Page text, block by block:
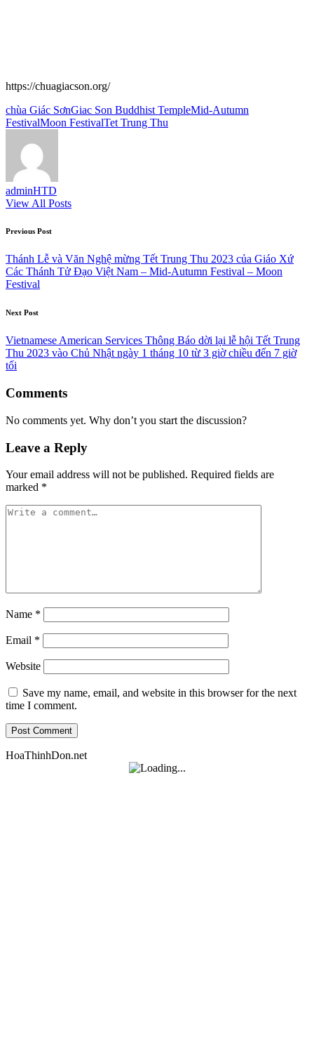
https://chuagiacson.org/
Tags:
chùa Giác SơnGiac Son Buddhist TempleMid-Autumn
FestivalMoon FestivalTet Trung Thu
adminHTD
View All Posts
Post
navigation
Previous Post
Thánh Lễ và Văn Nghệ mừng Tết Trung Thu 2023 của Giáo Xứ
Các Thánh Tử Đạo Việt Nam – Mid-Autumn Festival – Moon
Festival
Next Post
Vietnamese American Services Thông Báo dời lại lễ hội Tết Trung
Thu 2023 vào Chủ Nhật ngày 1 tháng 10 từ 3 giờ chiều đến 7 giờ
tối
Comments
No comments yet. Why don’t you start the discussion?
Leave a Reply
Your email address will not be published. Required fields are
marked *
Name *
Email *
Website
Save my name, email, and website in this browser for the next
time I comment.
HoaThinhDon.net